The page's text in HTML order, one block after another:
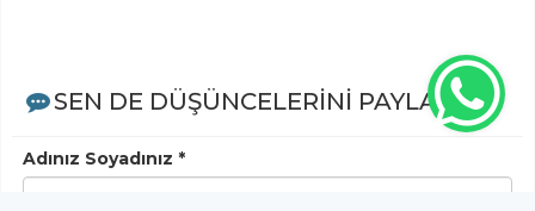
SEN DE DÜŞÜNCELERİNİ PAYLAŞ!
Adınız Soyadınız *